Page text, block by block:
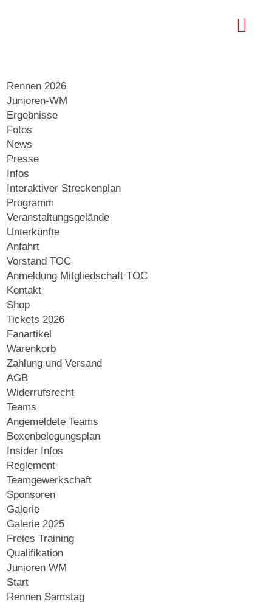
Rennen 2026
Junioren-WM
Ergebnisse
Fotos
News
Presse
Infos
Interaktiver Streckenplan
Programm
Veranstaltungsgelände
Unterkünfte
Anfahrt
Vorstand TOC
Anmeldung Mitgliedschaft TOC
Kontakt
Shop
Tickets 2026
Fanartikel
Warenkorb
Zahlung und Versand
AGB
Widerrufsrecht
Teams
Angemeldete Teams
Boxenbelegungsplan
Insider Infos
Reglement
Teamgewerkschaft
Sponsoren
Galerie
Galerie 2025
Freies Training
Qualifikation
Junioren WM
Start
Rennen Samstag